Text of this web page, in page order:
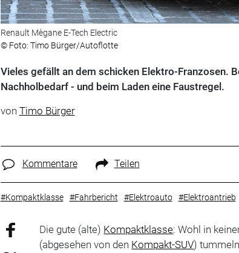
Renault Mègane E-Tech Electric
© Foto: Timo Bürger/Autoflotte
Vieles gefällt an dem schicken Elektro-Franzosen.
Nachholbedarf - und beim Laden eine Faustregel.
von Timo Bürger
Kommentare Teilen
#Kompaktklasse #Fahrbericht #Elektroauto #Elektroantrieb
Die gute (alte) Kompaktklasse: Wohl in
(abgesehen von den Kompakt-SUV)